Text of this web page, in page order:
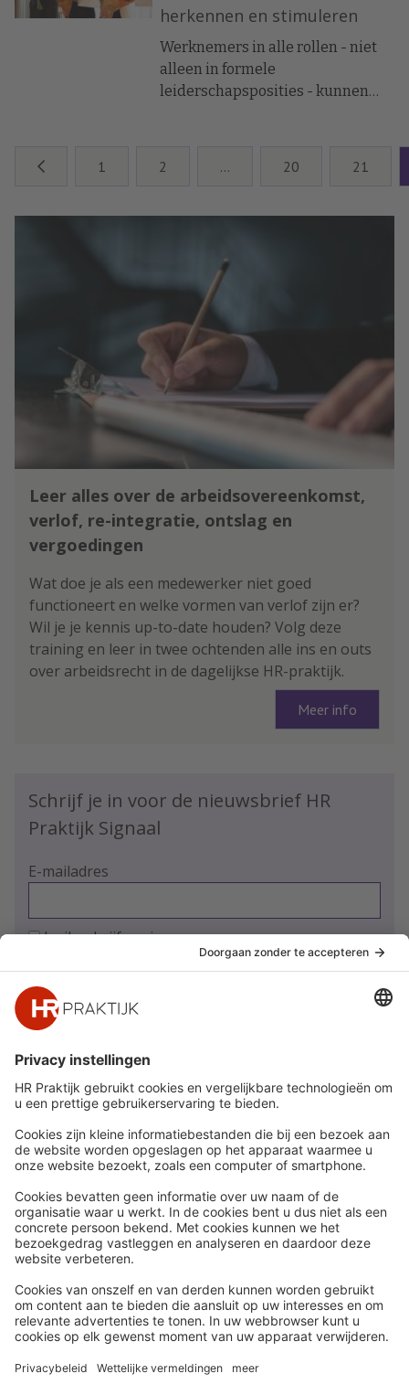
herkennen en stimuleren
Werknemers in alle rollen - niet
alleen in formele
leiderschapsposities - kunnen
1 2 … 20 21
Leer alles over de arbeidsovereenkomst,
verlof, re-integratie, ontslag en
vergoedingen
Wat doe je als een medewerker niet goed
functioneert en welke vormen van verlof zijn er?
Wil je je kennis up-to-date houden? Volg deze
training en leer in twee ochtenden alle ins en outs
over arbeidsrecht in de dagelijkse HR-praktijk.
Meer info
Schrijf je in voor de nieuwsbrief HR
Praktijk Signaal
E-mailadres
Ja, ik schrijf me in
Snel naar
Nieuws
Whitepapers
Webinars
Word lid
Contact
Meer
HR Academy
HR Podcast
CHRO
HR Day
Volg Ons